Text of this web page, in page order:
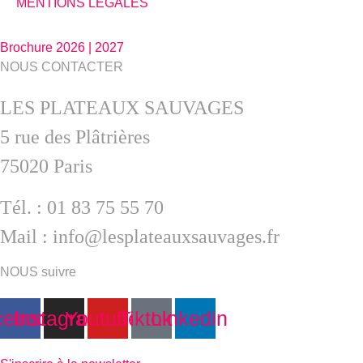
MENTIONS LÉGALES
Brochure 2026 | 2027
NOUS CONTACTER
LES PLATEAUX SAUVAGES
5 rue des Plâtrières
75020 Paris
Tél. : 01 83 75 55 70
Mail : info@lesplateauxsauvages.fr
NOUS suivre
InstagramYoutubeTiktokLinkedin